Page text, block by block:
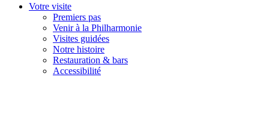
Votre visite
Premiers pas
Venir à la Philharmonie
Visites guidées
Notre histoire
Restauration & bars
Accessibilité